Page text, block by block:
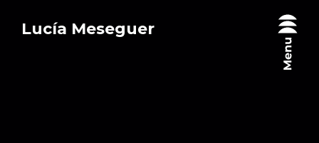
Lucía Meseguer